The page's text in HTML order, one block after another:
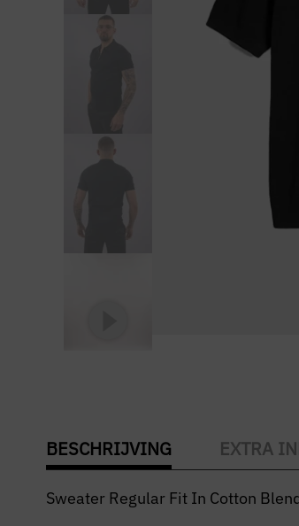
BESCHRIJVING EXTRA
Sweater Regular Fit In Cotton